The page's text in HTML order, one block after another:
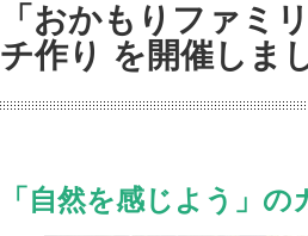
「おかもりファミ
チ作り を開催しま
「自然を感じよう」